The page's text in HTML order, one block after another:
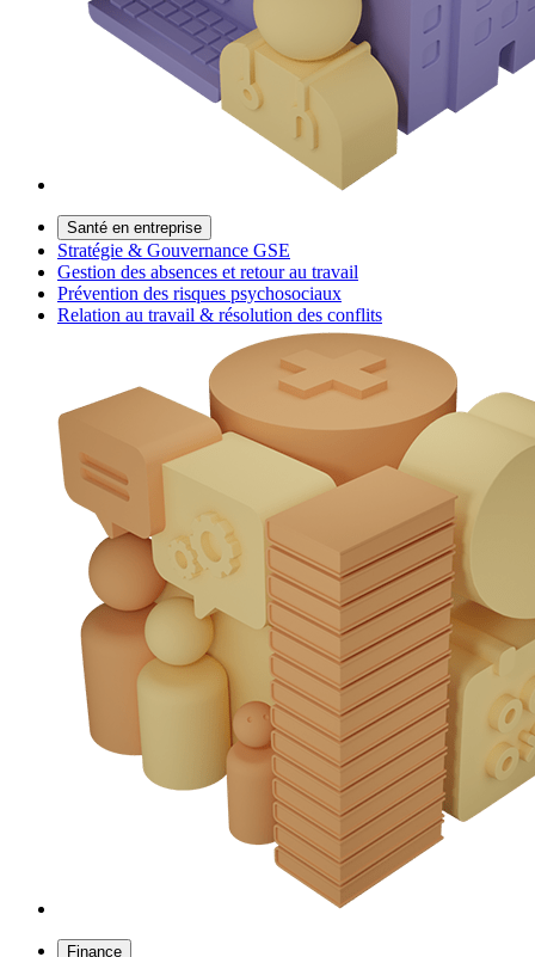
Santé en entreprise
Stratégie & Gouvernance GSE
Gestion des absences et retour au travail
Prévention des risques psychosociaux
Relation au travail & résolution des conflits
Finance